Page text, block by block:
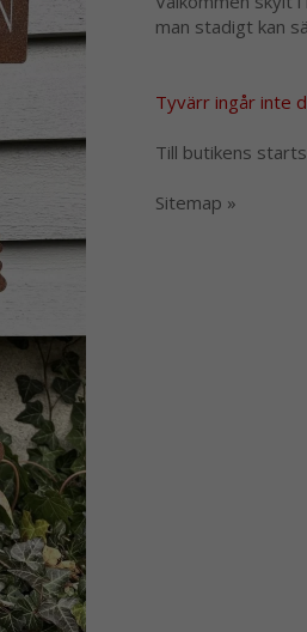
man stadigt kan
Tyvärr ingår inte
Till butikens
Sitemap »